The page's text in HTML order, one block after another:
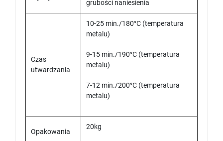
grubości naniesienia
Czas
utwardzania
10-25 min./180°C (temperatura
metalu)
9-15 min./190°C (temperatura
metalu)
7-12 min./200°C (temperatura
metalu)
Opakowania
20kg